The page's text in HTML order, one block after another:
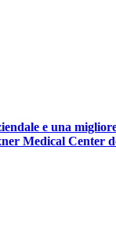
e una
Medical Center